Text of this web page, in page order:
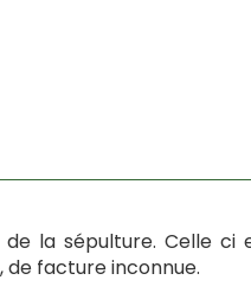
la sépulture. Celle
facture inconnue.